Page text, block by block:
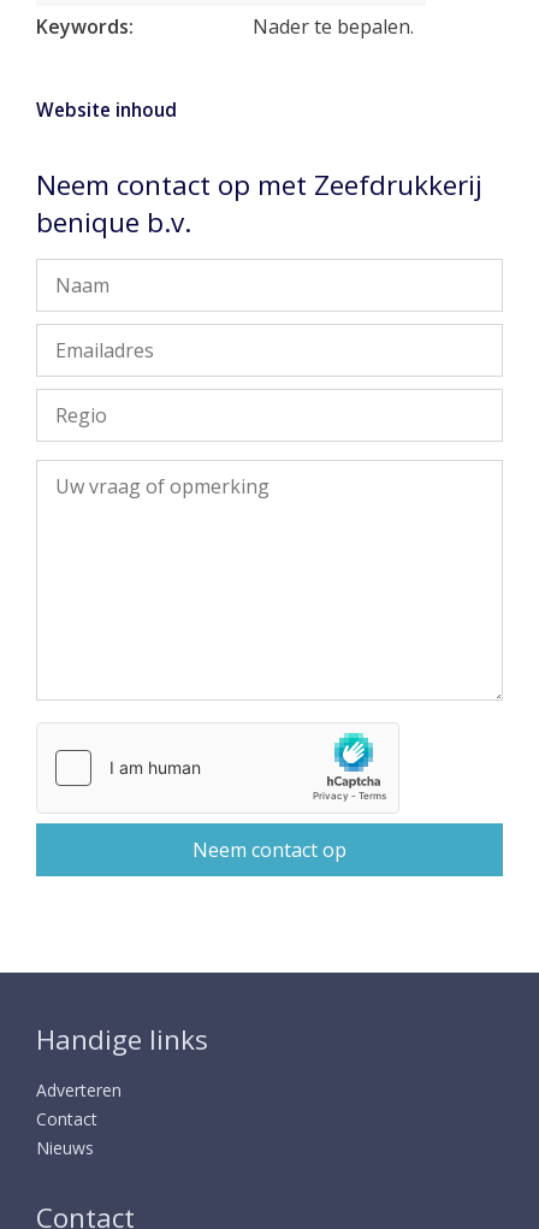
Keywords: Nader te bepalen.
Website inhoud
Neem contact op met Zeefdrukkerij
benique b.v.
Handige links
Adverteren
Contact
Nieuws
Contact